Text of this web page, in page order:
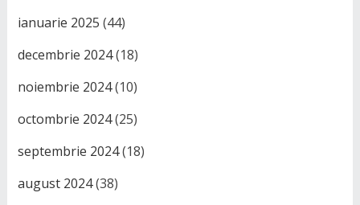
ianuarie 2025 (44)
decembrie 2024(18)
noiembrie 2024(10)
octombrie 2024(25)
septembrie 2024(18)
august 2024(38)